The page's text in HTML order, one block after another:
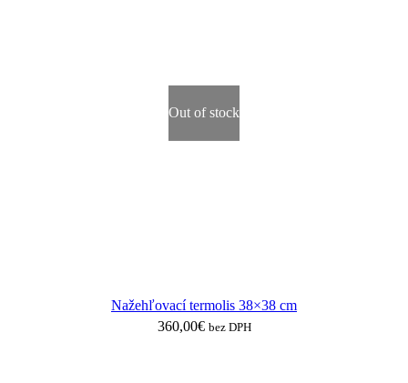
Out of stock
Nažehľovací termolis 38×38 cm
360,00€ bez DPH